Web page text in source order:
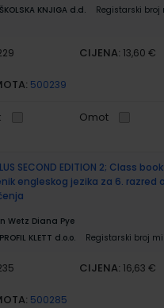
ŠKOLSKA KNJIGA d.d. Registarski
CIJENA: 13,60 €
500239
Omot
SECOND EDITION 2; Class
engleskog jezika za 6. razred
Wetz Diana Pye
PROFIL KLETT d.o.o. Registarski broj
CIJENA: 16,63 €
500285